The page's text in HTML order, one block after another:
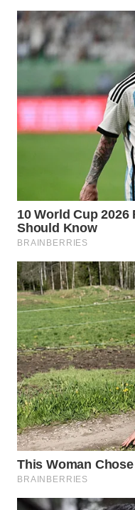
WAHANANEWS
ID
WAHANANEWS
CO ID
WAHANANEWS
SPORT
WAHANA
WAHANA
SELEB
WAHANA
PERSONA
WAHANA
OTOMOTIF
WAHANA
HEALTH
WAHANA